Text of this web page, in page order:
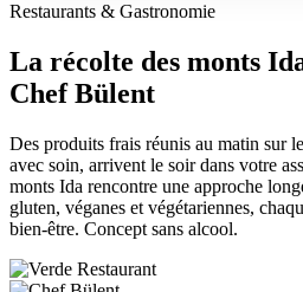
Restaurants & Gastronomie
La récolte des monts
Chef Bülent
Des produits frais réunis au matin sur
avec soin, arrivent le soir dans votre
monts Ida rencontre une approche
gluten, véganes et végétariennes,
bien-être. Concept sans alcool.